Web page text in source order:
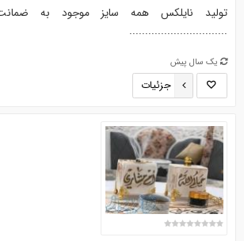
..........‌.....................
یک سال پیش
جزئیات